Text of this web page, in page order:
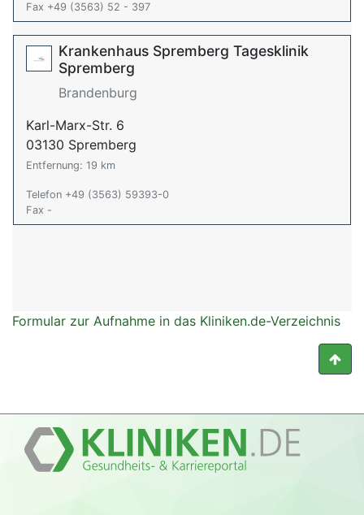
Fax +49 (3563) 52 - 397
Krankenhaus Spremberg Tagesklinik
Spremberg
Brandenburg
Karl-Marx-Str. 6
03130 Spremberg
Entfernung: 19 km
Telefon +49 (3563) 59393-0
Fax -
Formular zur Aufnahme in das Kliniken.de-Verzeichnis